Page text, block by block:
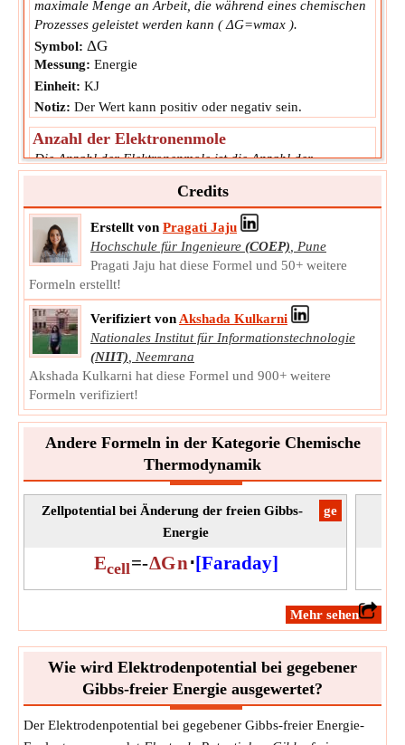
maximale Menge an Arbeit, die während eines chemischen
Prozesses geleistet werden kann ( ΔG=wmax ).
Symbol: ΔG
Messung: Energie
Einheit: KJ
Notiz: Der Wert kann positiv oder negativ sein.
Anzahl der Elektronenmole
Die Anzahl der Elektronenmole ist die Anzahl der
Elektronenmole, die erforderlich sind, um eine bestimmte
Menge an Substanz zu verbrauchen oder zu produzieren.
Symbol:
electron
Messung: NA
Einheit: Unitless
Notiz:Der Wert kann positiv oder negativ sein.
Credits
Erstellt von Pragati Jaju
Hochschule für Ingenieure (COEP), Pune
Pragati Jaju hat diese Formel und 50+ weitere
Formeln erstellt!
Verifiziert vonAkshada Kulkarni
Nationales Institut für Informationstechnologie
(NIIT), Neemrana
Akshada Kulkarni hat diese Formel und 900+ weitere
Formeln verifiziert!
Andere Formeln in der Kategorie Chemische
Thermodynamik
​ge
Zellpotential bei Änderung der freien Gibbs-
Energie
Ecell=-ΔGn⋅[Faraday]
​Mehr sehen
Wie wird Elektrodenpotential bei gegebener
Gibbs-freier Energie ausgewertet?
Der Elektrodenpotential bei gegebener Gibbs-freier Energie-